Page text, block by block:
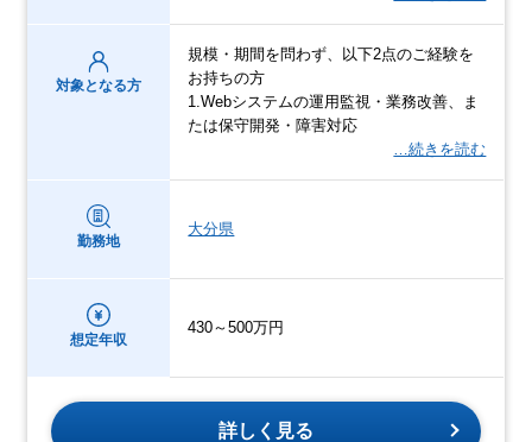
対象となる方
規模・期間を問わず、以下2点のご経験を
お持ちの方
1.Webシステムの運用監視・業務改善、ま
たは保守開発・障害対応
…続きを読む
勤務地
大分県
想定年収
430～500万円
詳しく見る